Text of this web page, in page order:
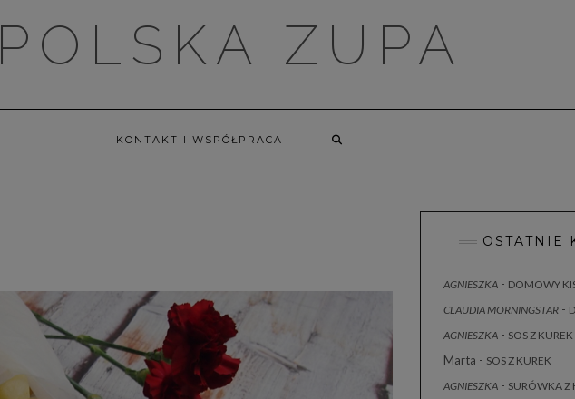
POLSKA ZUPA
KONTAKT I WSPÓŁPRACA
OSTATNIE
AGNIESZKA - DOMOWY
CLAUDIA MORNINGSTAR -
AGNIESZKA - SOS Z KUREK
Marta - SOS Z KUREK
AGNIESZKA - SURÓWKA Z